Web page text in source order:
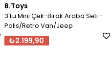
B.Toys
3'Lü Mini Çek-Bırak Araba Seti -
Polis/Retro Van/Jeep
₺2.199,90